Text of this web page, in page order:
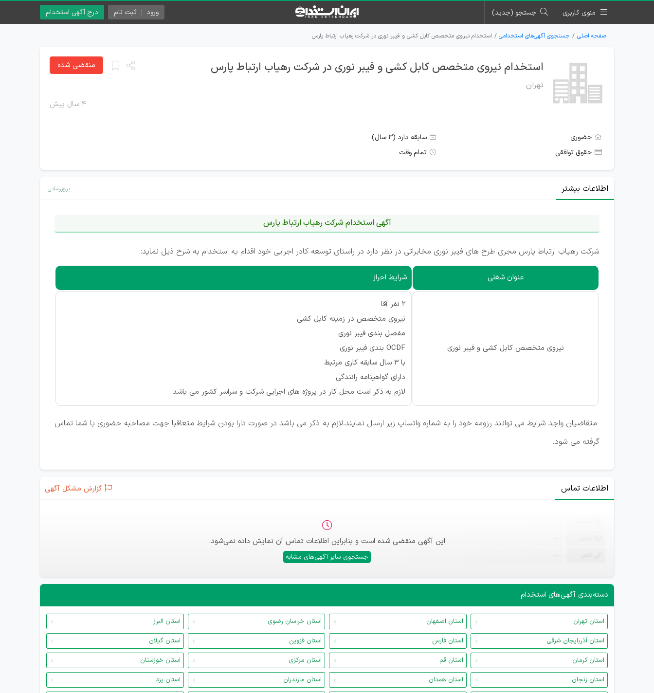
منوی کاربری جستجو (جدید) درج آگهی استخدام ورود ثبت نام
صفحه اصلی جستجوی آگهی‌های استخدامی استخدام نیروی متخصص کابل کشی و فیبر نوری در شرکت رهیاب ارتباط پارس
استخدام نیروی متخصص کابل کشی و فیبر نوری در شرکت رهیاب ارتباط پارس
تهران
۴ سال پیش
منقضی شده
حضوری
سابقه دارد (۳ سال)
حقوق توافقی
تمام وقت
اطلاعات بیشتر بروزرسانی
آگهی استخدام شرکت رهیاب ارتباط پارس
شرکت رهیاب ارتباط پارس مجری طرح های فیبر نوری مخابراتی در نظر دارد در راستای توسعه کادر اجرایی خود اقدام به استخدام به شرح ذیل نماید:
عنوان شغلی شرایط احراز
نیروی متخصص کابل کشی و فیبر نوری
2 نفر آقا
نیروی متخصص در زمینه کابل کشی
مفصل بندی فیبر نوری
OCDF بندی فیبر نوری
با 3 سال سابقه کاری مرتبط
دارای گواهینامه رانندگی
لازم به ذکر است محل کار در پروژه های اجرایی شرکت و سراسر کشور می باشد.
متقاضیان واجد شرایط می توانند رزومه خود را به شماره واتساپ زیر ارسال نمایند.لازم به ذکر می باشد در صورت دارا بودن شرایط متعاقبا جهت مصاحبه حضوری با شما تماس
گرفته می شود.
اطلاعات تماس گزارش مشکل آگهی
این آگهی منقضی شده است و بنابراین اطلاعات تماس آن نمایش داده نمی‌شود.
جستجوی سایر آگهی‌های مشابه
دسته‌بندی آگهی‌های استخدام
استان تهران استان اصفهان استان خراسان رضوی
استان البرز
استان آذربایجان شرقی
استان فارس استان قزوین
استان گیلان
استان کرمان
استان قم استان مرکزی
استان خوزستان
استان زنجان
استان همدان استان مازندران
استان یزد